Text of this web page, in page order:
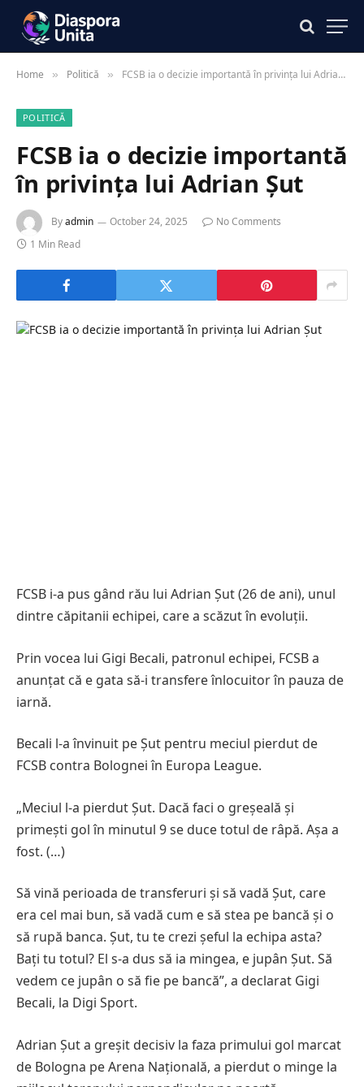
Home » Politică » FCSB ia o decizie importantă în privința lui Adrian Șut
POLITICĂ
FCSB ia o decizie importantă
în privința lui Adrian Șut
Byadmin October 24, 2025
No Comments
1 Min Read
FCSB i-a pus gând rău lui Adrian Șut (26 de ani), unul
dintre căpitanii echipei, care a scăzut în evoluții.
Prin vocea lui Gigi Becali, patronul echipei, FCSB a
anunțat că e gata să-i transfere înlocuitor în pauza de
iarnă.
Becali l-a învinuit pe Șut pentru meciul pierdut de
FCSB contra Bolognei în Europa League.
„Meciul l-a pierdut Șut. Dacă faci o greșeală și
primești gol în minutul 9 se duce totul de râpă. Așa a
fost. (…)
Să vină perioada de transferuri și să vadă Șut, care
era cel mai bun, să vadă cum e să stea pe bancă și o
să rupă banca. Șut, tu te crezi șeful la echipa asta?
Bați tu totul? El s-a dus să ia mingea, e jupân Șut. Să
vedem ce jupân o să fie pe bancă”, a declarat Gigi
Becali, la Digi Sport.
Adrian Șut a greșit decisiv la faza primului gol marcat
de Bologna pe Arena Națională, a pierdut o minge la